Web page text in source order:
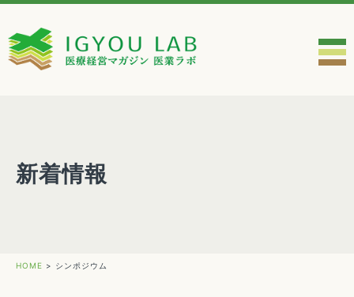
新着情報
HOME > シンポジウム